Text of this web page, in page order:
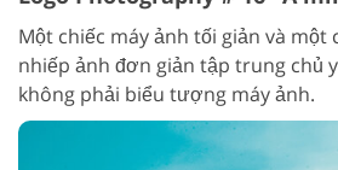
Một chiếc máy ảnh tối giản và một
nhiếp ảnh đơn giản tập trung chủ
không phải biểu tượng máy ảnh.